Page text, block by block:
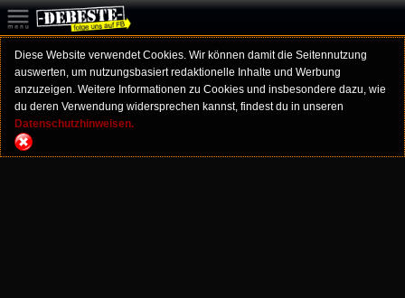
Diese Website verwendet Cookies. Wir können damit die Seitennutzung
auswerten, um nutzungsbasiert redaktionelle Inhalte und Werbung
anzuzeigen. Weitere Informationen zu Cookies und insbesondere dazu, wie
du deren Verwendung widersprechen kannst, findest du in unseren
Datenschutzhinweisen.